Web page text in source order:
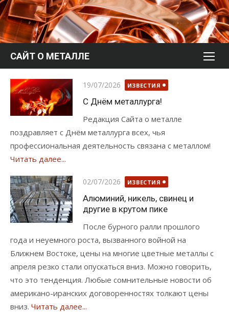
Перейти
к
содержимому
САЙТ О МЕТАЛЛЕ
Опубликовано
19/07/2026 ИЗВЕСТИЯ
С Днём металлурга!
Редакция Сайта о металле
поздравляет с Днём металлурга всех, чья
профессиональная деятельность связана с металлом!
Читать далее...
Опубликовано
02/07/2026 ИЗВЕСТИЯ
Алюминий, никель, свинец и
другие в крутом пике
После бурного ралли прошлого
года и неуемного роста, вызванного войной на
Ближнем Востоке, цены на многие цветные металлы с
апреля резко стали опускаться вниз. Можно говорить,
что это тенденция. Любые сомнительные новости об
американо-иранских договоренностях толкают цены
вниз. Читать далее...